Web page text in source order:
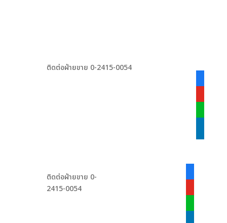
ติดต่อฝ่ายขาย 0-2415-0054
ติดต่อฝ่ายขาย 0-
2415-0054